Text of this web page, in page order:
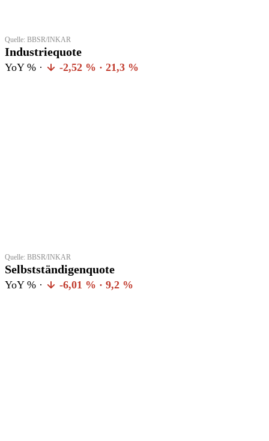
Quelle: BBSR/INKAR
Industriequote
YoY % · -2,52 % · 21,3 %
Quelle: BBSR/INKAR
Selbstständigenquote
YoY % · -6,01 % · 9,2 %